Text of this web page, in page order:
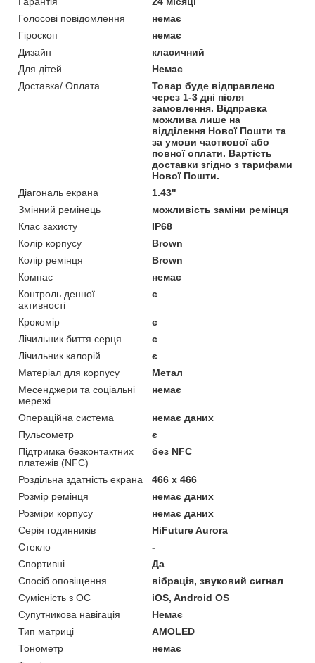
Голосові повідомлення
немає
Гіроскоп
немає
Дизайн
класичний
Для дітей
Немає
Доставка/ Оплата
Товар буде відправлено
через 1-3 дні після
замовлення. Відправка
можлива лише на
відділення Нової Пошти та
за умови часткової або
повної оплати. Вартість
доставки згідно з тарифами
Нової Пошти.
Діагональ екрана
1.43"
Змінний ремінець
можливість заміни ремінця
Клас захисту
IP68
Колір корпусу
Brown
Колір ремінця
Brown
Компас
немає
Контроль денної
активності
є
Крокомір
є
Лічильник биття серця
є
Лічильник калорій
є
Матеріал для корпусу
Метал
Месенджери та соціальні
мережі
немає
Операційна система
немає даних
Пульсометр
є
Підтримка безконтактних
платежів (NFC)
без NFC
Роздільна здатність екрана
466 х 466
Розмір ремінця
немає даних
Розміри корпусу
немає даних
Серія годинників
HiFuture Aurora
Стекло
-
Спортивні
Да
Спосіб оповіщення
вібрація, звуковий сигнал
Сумісність з ОС
iOS, Android OS
Супутникова навігація
Немає
Тип матриці
AMOLED
Тонометр
немає